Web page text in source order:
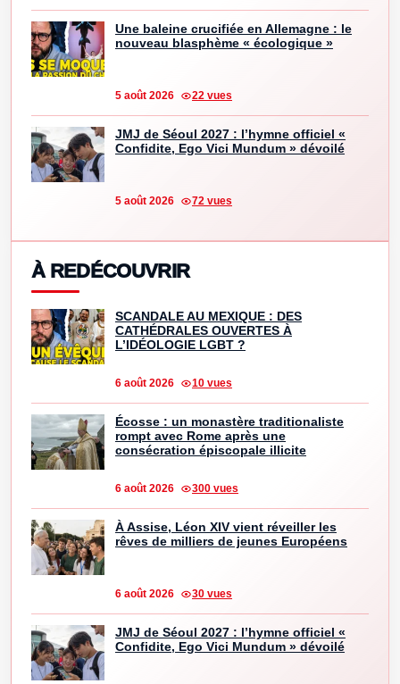
Une baleine crucifiée en Allemagne : le
nouveau blasphème « écologique »
5 août 2026 22 vues
JMJ de Séoul 2027 : l’hymne officiel «
Confidite, Ego Vici Mundum » dévoilé
5 août 2026 72 vues
À REDÉCOUVRIR
SCANDALE AU MEXIQUE : DES
CATHÉDRALES OUVERTES À
L’IDÉOLOGIE LGBT ?
6 août 2026 10 vues
Écosse : un monastère traditionaliste
rompt avec Rome après une
consécration épiscopale illicite
6 août 2026 300 vues
À Assise, Léon XIV vient réveiller les
rêves de milliers de jeunes Européens
6 août 2026 30 vues
JMJ de Séoul 2027 : l’hymne officiel «
Confidite, Ego Vici Mundum » dévoilé